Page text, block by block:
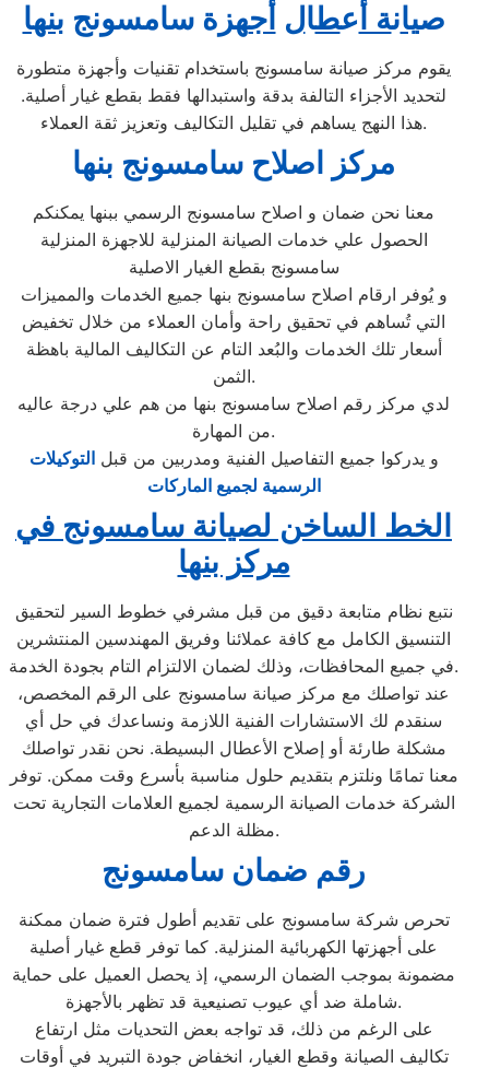
صيانة أعطال أجهزة سامسونج بنها
يقوم مركز صيانة سامسونج باستخدام تقنيات وأجهزة متطورة
لتحديد الأجزاء التالفة بدقة واستبدالها فقط بقطع غيار أصلية.
هذا النهج يساهم في تقليل التكاليف وتعزيز ثقة العملاء.
مركز اصلاح سامسونج بنها
معنا نحن ضمان و اصلاح سامسونج الرسمي ببنها يمكنكم
الحصول علي خدمات الصيانة المنزلية للاجهزة المنزلية
سامسونج بقطع الغيار الاصلية
و يُوفر ارقام اصلاح سامسونج بنها جميع الخدمات والمميزات
التي تُساهم في تحقيق راحة وأمان العملاء من خلال تخفيض
أسعار تلك الخدمات والبُعد التام عن التكاليف المالية باهظة
الثمن.
لدي مركز رقم اصلاح سامسونج بنها من هم علي درجة عاليه
من المهارة.
و يدركوا جميع التفاصيل الفنية ومدربين من قبلالتوكيلات
الرسمية لجميع الماركات
الخط الساخن لصيانة سامسونج في
مركز بنها
نتبع نظام متابعة دقيق من قبل مشرفي خطوط السير لتحقيق
التنسيق الكامل مع كافة عملائنا وفريق المهندسين المنتشرين
في جميع المحافظات، وذلك لضمان الالتزام التام بجودة الخدمة.
عند تواصلك مع مركز صيانة سامسونج على الرقم المخصص،
سنقدم لك الاستشارات الفنية اللازمة ونساعدك في حل أي
مشكلة طارئة أو إصلاح الأعطال البسيطة. نحن نقدر تواصلك
معنا تمامًا ونلتزم بتقديم حلول مناسبة بأسرع وقت ممكن. توفر
الشركة خدمات الصيانة الرسمية لجميع العلامات التجارية تحت
مظلة الدعم.
رقم ضمان سامسونج
تحرص شركة سامسونج على تقديم أطول فترة ضمان ممكنة
على أجهزتها الكهربائية المنزلية. كما توفر قطع غيار أصلية
مضمونة بموجب الضمان الرسمي، إذ يحصل العميل على حماية
شاملة ضد أي عيوب تصنيعية قد تظهر بالأجهزة.
على الرغم من ذلك، قد تواجه بعض التحديات مثل ارتفاع
تكاليف الصيانة وقطع الغيار، انخفاض جودة التبريد في أوقات